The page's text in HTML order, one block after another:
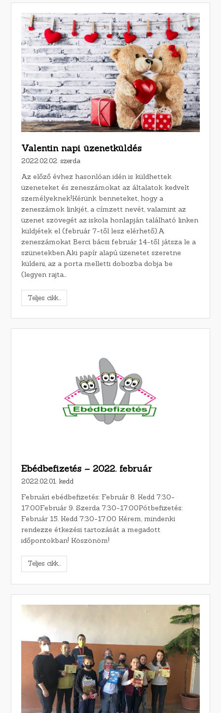
Valentin napi üzenetküldés
2022.02.02. szerda
Az előző évhez hasonlóan idén is küldhettek
üzeneteket és zeneszámokat az általatok kedvelt
személyeknek!Kérünk benneteket, hogy a
zeneszámok linkjét, a címzett nevét, valamint az
üzenet szövegét az iskola honlapján található linken
küldjétek el (február 7-től lesz elérhető).A
zeneszámokat Berci bácsi február 14-től játsza le a
szünetekben.Aki papír alapú üzenetet szeretne
küldeni, az a porta melletti dobozba dobja be
(legyen rajta…
Teljes cikk...
Ebédbefizetés – 2022. február
2022.02.01. kedd
Februári ebédbefizetés: Február 8. Kedd 7:30-
17:00Február 9. Szerda 7:30-17:00Pótbefizetés:
Február 15. Kedd 7:30-17:00 Kérem, mindenki
rendezze étkezési tartozását a megadott
időpontokban! Köszönöm!
Teljes cikk...